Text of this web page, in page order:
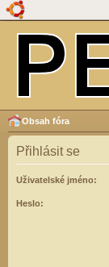
Obsah fóra
Přihlásit se
Uživatelské jméno:
Heslo: